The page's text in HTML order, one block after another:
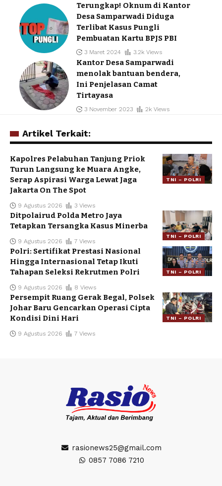
Terungkap! Oknum di Kantor
Desa Samparwadi Diduga
Terlibat Kasus Pungli
Pembuatan Kartu BPJS PBI
3 Maret 2024 3.2k Views
Kantor Desa Samparwadi
menolak bantuan bendera,
Ini Penjelasan Camat
Tirtayasa
3 November 2023 2k Views
Artikel Terkait:
TNI – POLRI
Kapolres Pelabuhan Tanjung Priok
Turun Langsung ke Muara Angke,
Serap Aspirasi Warga Lewat Jaga
Jakarta On The Spot
9 Agustus 2026 3 Views
TNI – POLRI
Ditpolairud Polda Metro Jaya
Tetapkan Tersangka Kasus Minerba
9 Agustus 2026 7 Views
TNI – POLRI
Polri: Sertifikat Prestasi Nasional
Hingga Internasional Tetap Ikuti
Tahapan Seleksi Rekrutmen Polri
9 Agustus 2026 8 Views
TNI – POLRI
Persempit Ruang Gerak Begal, Polsek
Johar Baru Gencarkan Operasi Cipta
Kondisi Dini Hari
9 Agustus 2026 7 Views
rasionews25@gmail.com
0857 7086 7210